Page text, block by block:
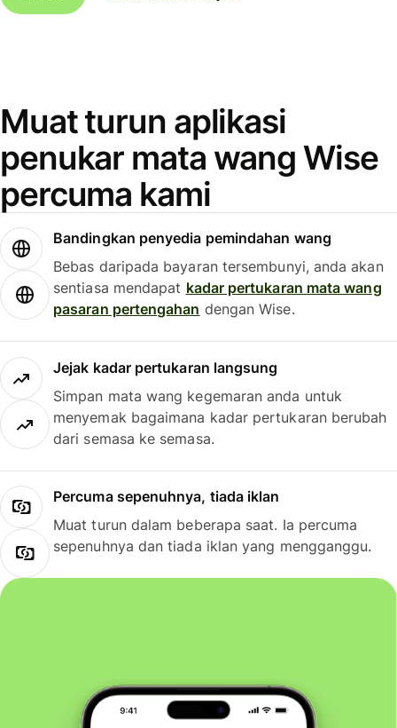
Muat turun aplikasi
penukar mata wang Wise
percuma kami
Bandingkan penyedia pemindahan wang
Bebas daripada bayaran tersembunyi, anda akan
sentiasa mendapat kadar pertukaran mata wang
pasaran pertengahan dengan Wise.
Jejak kadar pertukaran langsung
Simpan mata wang kegemaran anda untuk
menyemak bagaimana kadar pertukaran berubah
dari semasa ke semasa.
Percuma sepenuhnya, tiada iklan
Muat turun dalam beberapa saat. Ia percuma
sepenuhnya dan tiada iklan yang mengganggu.